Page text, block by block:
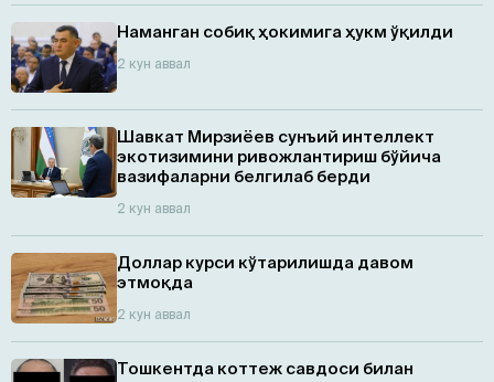
Наманган собиқ ҳокимига ҳукм ўқилди
2 кун аввал
Шавкат Мирзиёев сунъий интеллект
экотизимини ривожлантириш бўйича
вазифаларни белгилаб берди
2 кун аввал
Доллар курси кўтарилишда давом
этмоқда
2 кун аввал
Тошкентда коттеж савдоси билан